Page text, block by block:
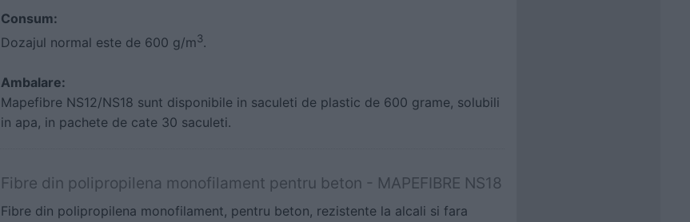
Consum:
Dozajul normal este de 600 g/m3.
Ambalare:
Mapefibre NS12/NS18 sunt disponibile in saculeti de plastic de 600 grame, solubili
in apa, in pachete de cate 30 saculeti.
Fibre din polipropilena monofilament pentru beton - MAPEFIBRE NS18
Fibre din polipropilena monofilament, pentru beton, rezistente la alcali si fara